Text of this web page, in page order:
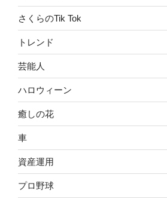
さくらのTik Tok
トレンド
芸能人
ハロウィーン
癒しの花
車
資産運用
プロ野球